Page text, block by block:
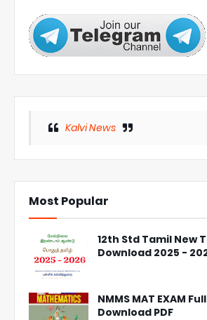
Kalvi News
Most Popular
12th Std Tamil New
Download 2025 -
NMMS MAT EXAM
Download PDF